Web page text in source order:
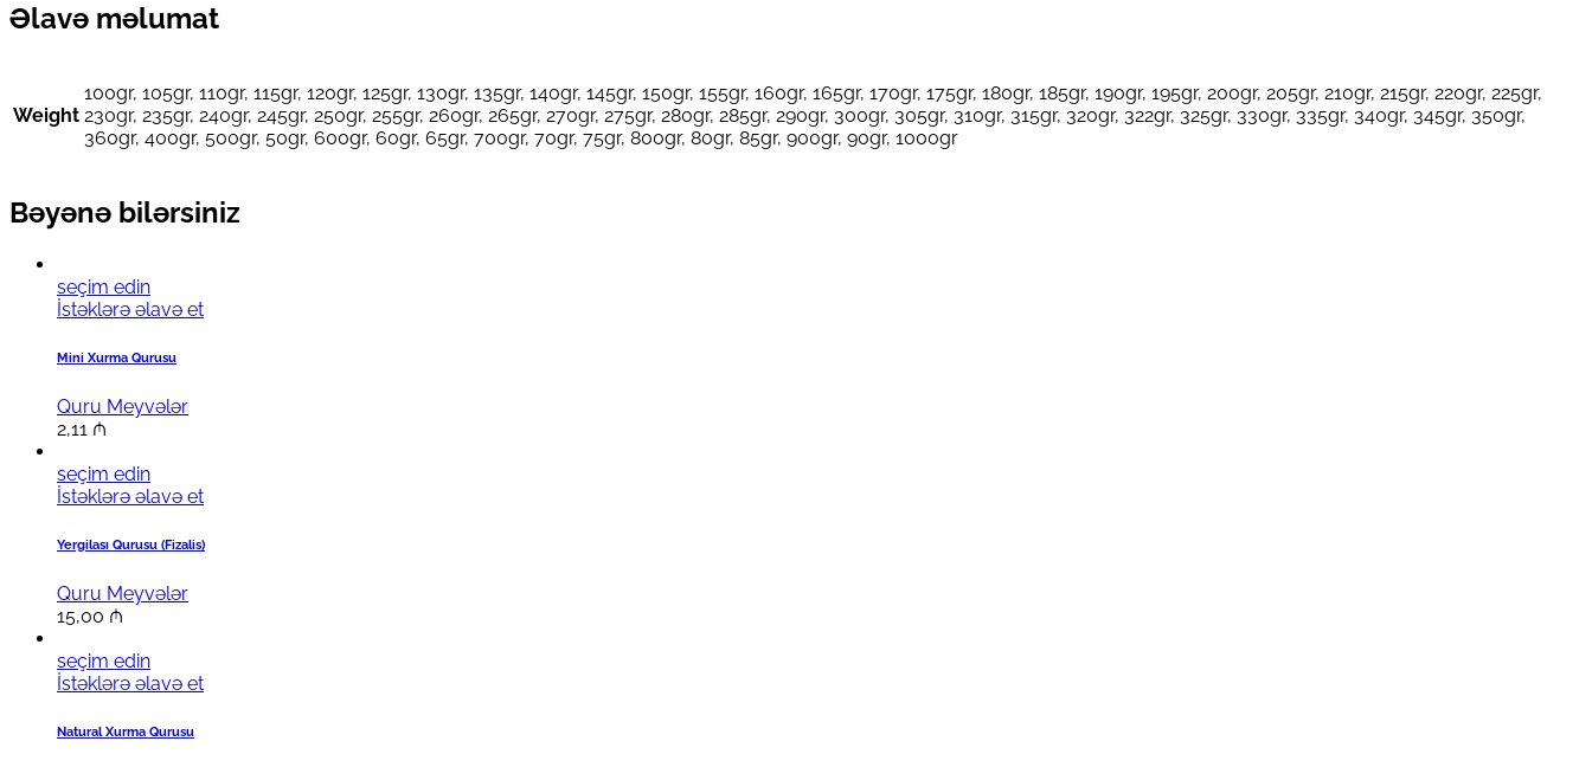
Əlavə məlumat
Weight
100gr, 105gr, 110gr, 115gr, 120gr, 125gr, 130gr, 135gr, 140gr, 145gr, 150gr, 155gr, 160gr, 165gr, 170gr, 175gr, 180gr, 185gr, 190gr, 195gr, 200gr, 205gr, 210gr, 215gr, 220gr, 225gr,
230gr, 235gr, 240gr, 245gr, 250gr, 255gr, 260gr, 265gr, 270gr, 275gr, 280gr, 285gr, 290gr, 300gr, 305gr, 310gr, 315gr, 320gr, 322gr, 325gr, 330gr, 335gr, 340gr, 345gr, 350gr,
360gr, 400gr, 500gr, 50gr, 600gr, 60gr, 65gr, 700gr, 70gr, 75gr, 800gr, 80gr, 85gr, 900gr, 90gr, 1000gr
Bəyənə bilərsiniz
seçim edin
İstəklərə əlavə et
Mini Xurma Qurusu
Quru Meyvələr
2,11 ₼
seçim edin
İstəklərə əlavə et
Yergilası Qurusu (Fizalis)
Quru Meyvələr
15,00 ₼
seçim edin
İstəklərə əlavə et
Natural Xurma Qurusu